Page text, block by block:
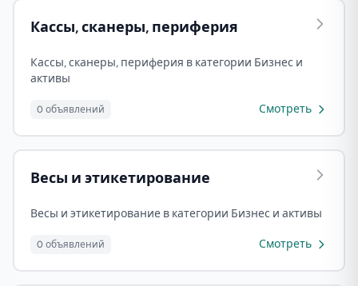
Кассы, сканеры, периферия
Кассы, сканеры, периферия в категории Бизнес и
активы
0 объявлений Смотреть
Весы и этикетирование
Весы и этикетирование в категории Бизнес и активы
0 объявлений Смотреть